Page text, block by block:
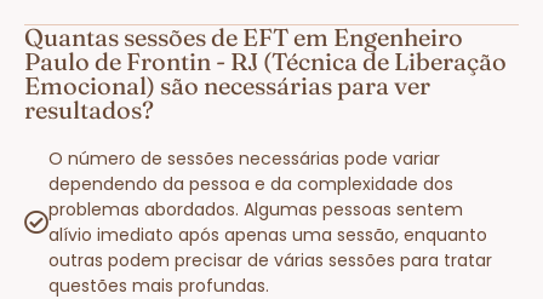
Quantas sessões de EFT em Engenheiro
Paulo de Frontin - RJ (Técnica de Liberação
Emocional) são necessárias para ver
resultados?
O número de sessões necessárias pode variar
dependendo da pessoa e da complexidade dos
problemas abordados. Algumas pessoas sentem
alívio imediato após apenas uma sessão, enquanto
outras podem precisar de várias sessões para tratar
questões mais profundas.